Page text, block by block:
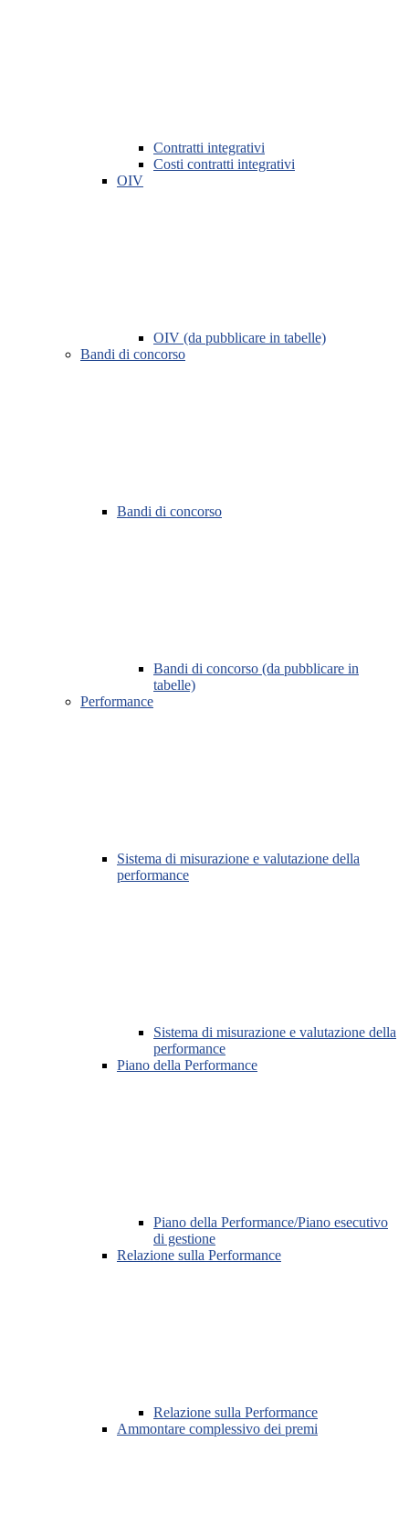
Contratti integrativi
Costi contratti integrativi
OIV
OIV (da pubblicare in tabelle)
Bandi di concorso
Bandi di concorso
Bandi di concorso (da pubblicare in
tabelle)
Performance
Sistema di misurazione e valutazione della
performance
Sistema di misurazione e valutazione della
performance
Piano della Performance
Piano della Performance/Piano esecutivo
di gestione
Relazione sulla Performance
Relazione sulla Performance
Ammontare complessivo dei premi